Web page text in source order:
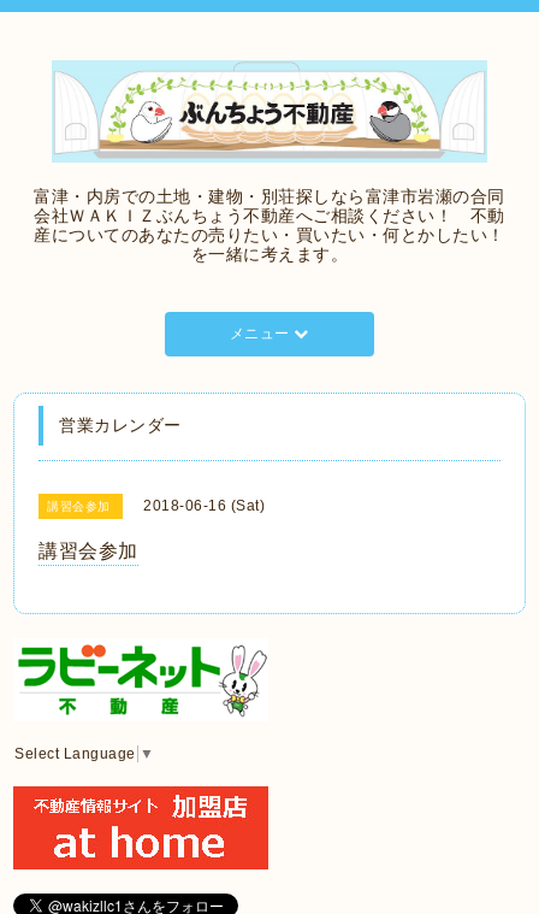
富津・内房での土地・建物・別荘探しなら富津市岩瀬の合同
会社ＷＡＫＩＺぶんちょう不動産へご相談ください！ 不動
産についてのあなたの売りたい・買いたい・何とかしたい！
を一緒に考えます。
メニュー
営業カレンダー
講習会参加 2018-06-16 (Sat)
講習会参加
Select Language ▼